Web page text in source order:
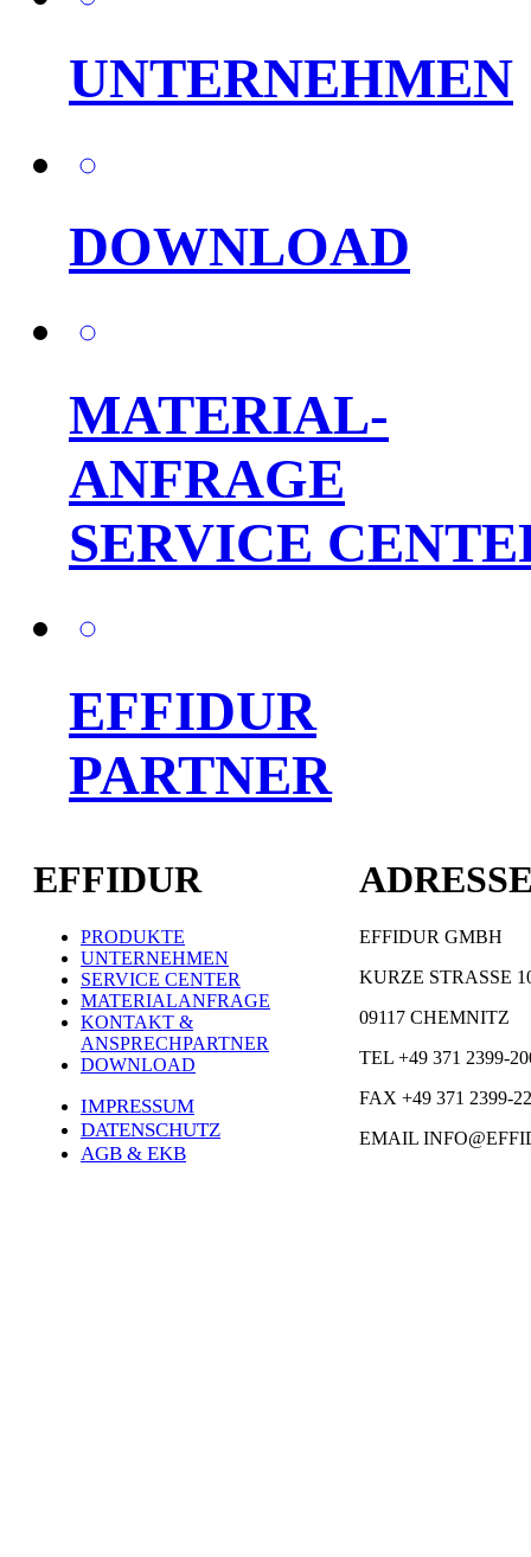
UNTERNEHMEN
DOWNLOAD
MATERIAL-
ANFRAGE
SERVICE
EFFIDUR
PARTNER
EFFIDUR
PRODUKTE
UNTERNEHMEN
SERVICE CENTER
MATERIALANFRAGE
KONTAKT &
ANSPRECHPARTNER
DOWNLOAD
IMPRESSUM
DATENSCHUTZ
AGB & EKB
EFFIDUR GMBH
KURZE STRASSE
09117 CHEMNITZ
TEL +49 371 2399-
FAX +49 371 2399-
EMAIL